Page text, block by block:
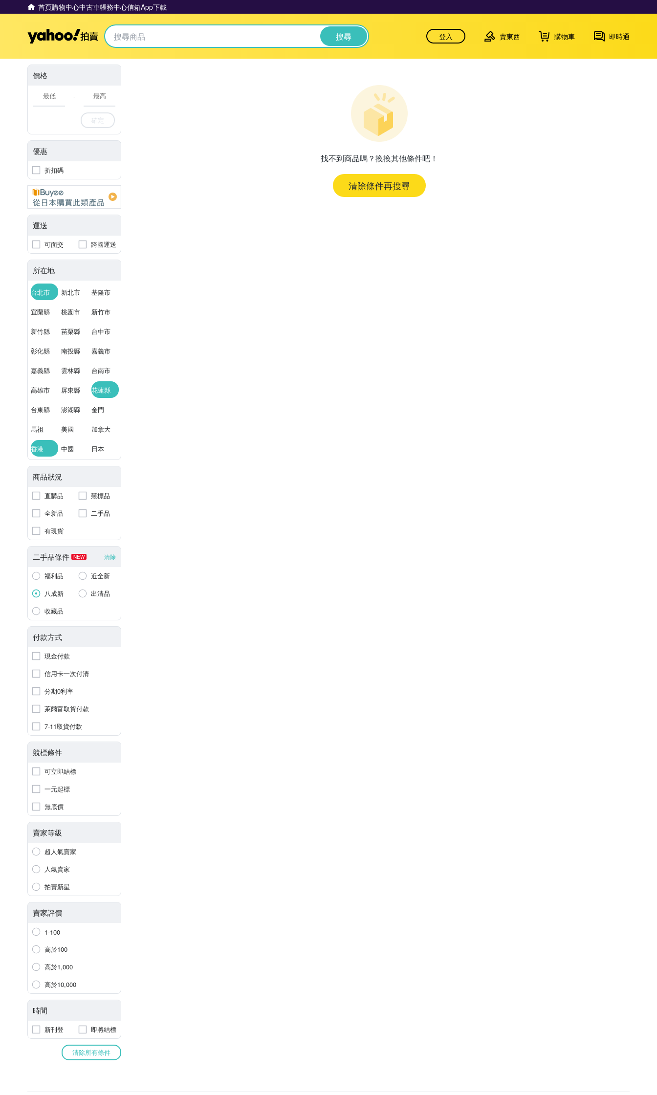
首頁購物中心中古車帳務中心信箱App下載
Yahoo拍賣 搜尋 登入 賣東西 購物車 即時通
價格
-
確定
優惠
折扣碼
運送
可面交 跨國運送
所在地
台北市 新北市 基隆市
宜蘭縣 桃園市 新竹市
新竹縣 苗栗縣 台中市
彰化縣 南投縣 嘉義市
嘉義縣 雲林縣 台南市
高雄市 屏東縣 花蓮縣
台東縣 澎湖縣 金門
馬祖 美國 加拿大
香港 中國 日本
商品狀況
直購品
競標品
全新品
二手品
有現貨
二手品條件 NEW 清除
福利品
近全新
八成新
出清品
收藏品
付款方式
現金付款
信用卡一次付清
分期0利率
萊爾富取貨付款
7-11取貨付款
競標條件
可立即結標
一元起標
無底價
賣家等級
超人氣賣家
人氣賣家
拍賣新星
賣家評價
1-100
高於100
高於1,000
高於10,000
時間
新刊登 即將結標
清除所有條件
找不到商品嗎？換換其他條件吧！
清除條件再搜尋